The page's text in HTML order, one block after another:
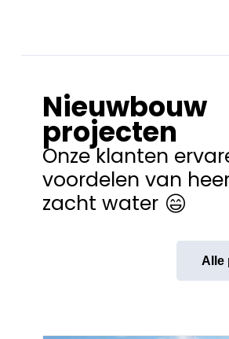
Nieuwbouw
projecten
Onze klanten
voordelen van
zacht water
Alle